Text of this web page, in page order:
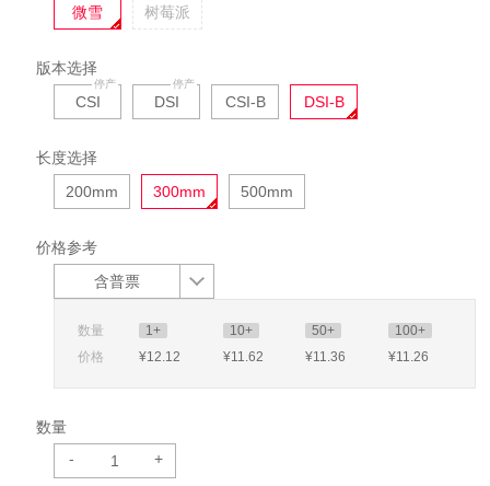
微雪
树莓派
版本选择
CSI
DSI CSI-B DSI-B
长度选择
200mm
300mm 500mm
价格参考
含普票
数量 1+ 10+ 50+
100+
价格
¥12.12 ¥11.62 ¥11.36 ¥11.26
数量
-
+